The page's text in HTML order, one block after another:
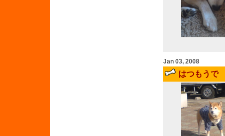
Jan 03, 2008
はつもうで